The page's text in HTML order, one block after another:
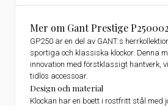
Mer om Gant Prestige P250002
GP250 är en del av GANT:s
sportiga och klassiska klockor. Denna
innovation med förstklassigt hantverk,
tidlös accessoar.
Design och material
Klockan har en boett i rostfritt stål med